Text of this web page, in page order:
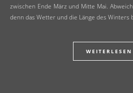
zwischen Ende März und Mitte Mai.
denn das Wetter und die Länge des